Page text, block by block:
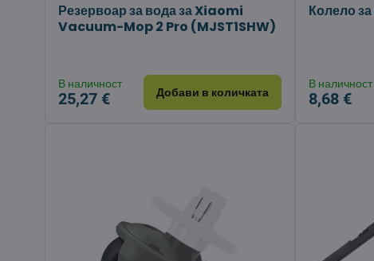
Резервоар за вода за Xiaomi
Vacuum-Mop 2 Pro (MJST1SHW)
В наличност
25,27 € Добави в количката
Колело
В наличност
8,68 €